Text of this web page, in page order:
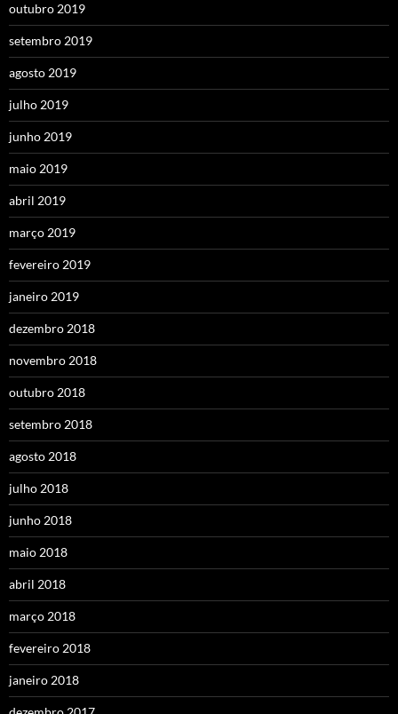
outubro 2019
setembro 2019
agosto 2019
julho 2019
junho 2019
maio 2019
abril 2019
março 2019
fevereiro 2019
janeiro 2019
dezembro 2018
novembro 2018
outubro 2018
setembro 2018
agosto 2018
julho 2018
junho 2018
maio 2018
abril 2018
março 2018
fevereiro 2018
janeiro 2018